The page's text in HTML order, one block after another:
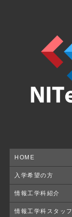
HOME
入学希望の方
情報工学科紹介
情報工学科スタッフ